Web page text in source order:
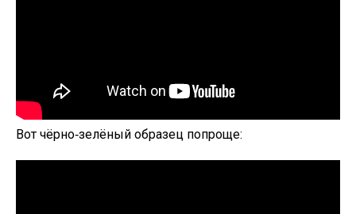
Вот чёрно‑зелёный образец попроще: